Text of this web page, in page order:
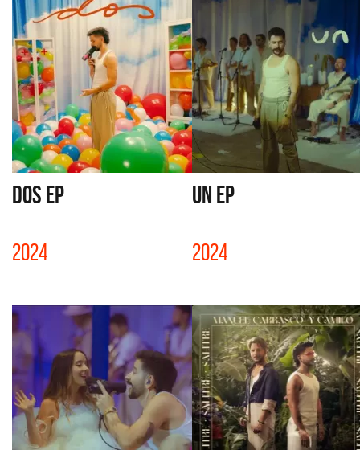
DOS EP
2024
UN EP
2024